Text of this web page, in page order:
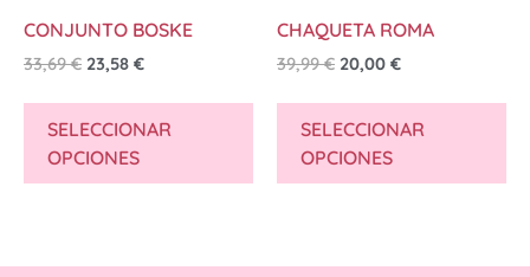
CONJUNTO BOSKE
33,69€ 23,58 €
SELECCIONAR
OPCIONES
CHAQUETA ROMA
39,99€ 20,00 €
SELECCIONAR
OPCIONES